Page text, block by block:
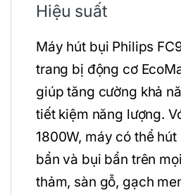
Hiệu suất
Máy hút bụi Philips
trang bị động cơ
giúp tăng cường khả
tiết kiệm năng lượng.
1800W, máy có thể
bẩn và bụi bẩn trên
thảm, sàn gỗ, gạch